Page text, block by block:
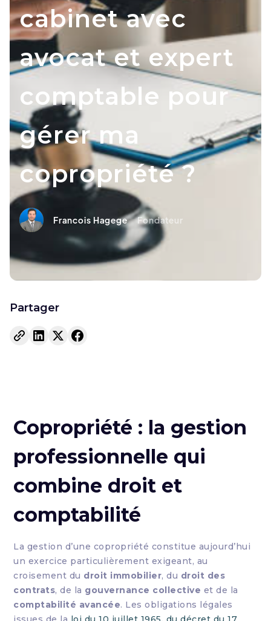
cabinet avec
avocat et expert
comptable pour
gérer ma
copropriété ?
Francois Hagege Fondateur
Partager
Copropriété : la gestion
professionnelle qui
combine droit et
comptabilité
La gestion d’une copropriété constitue aujourd’hui
un exercice particulièrement exigeant, au
croisement du droit immobilier, du droit des
contrats, de la gouvernance collective et de la
comptabilité avancée. Les obligations légales